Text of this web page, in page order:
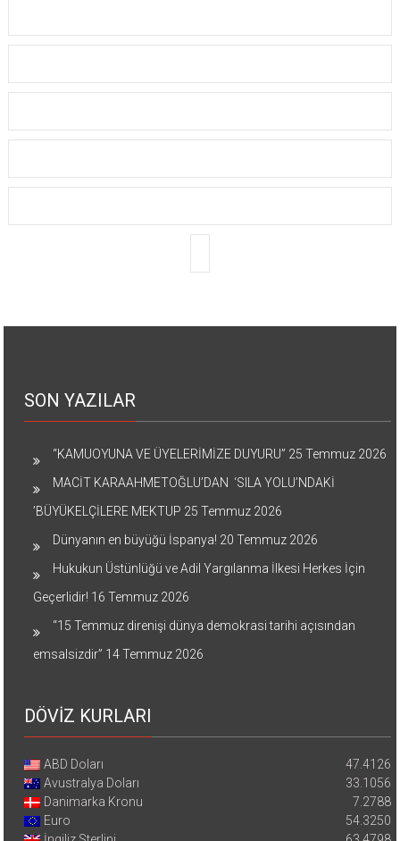
SON YAZILAR
“KAMUOYUNA VE ÜYELERİMİZE DUYURU” 25 Temmuz 2026
MACİT KARAAHMETOĞLU’DAN ‘SILA YOLU’NDAKİ
’BÜYÜKELÇİLERE MEKTUP 25 Temmuz 2026
Dünyanın en büyüğü İspanya! 20 Temmuz 2026
Hukukun Üstünlüğü ve Adil Yargılanma İlkesi Herkes İçin
Geçerlidir! 16 Temmuz 2026
“15 Temmuz direnişi dünya demokrasi tarihi açısından
emsalsizdir” 14 Temmuz 2026
DÖVİZ KURLARI
ABD Doları
47.4126
Avustralya Doları
33.1056
Danimarka Kronu
7.2788
Euro
54.3250